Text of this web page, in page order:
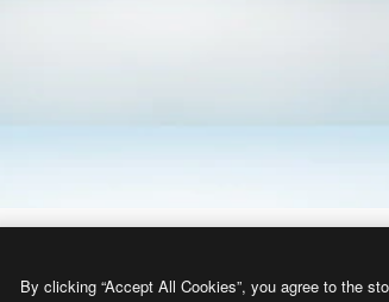
By clicking “Accept All Cookies”, you agree to the